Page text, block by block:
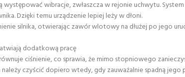
występować wibracje, zwłaszcza w rejonie uchwytu.
Dzięki temu urządzenie lepiej leży w dłoni.
silnika, otwierając zawór wlotowy na dłużej po jego
dodatkową pracę
ciśnienie, co sprawia, że mimo stopniowego
czyścić dopiero wtedy, gdy zauważalnie spadną jego